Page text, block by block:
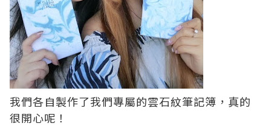
我們各自製作了我們專屬的雲石紋筆記簿，真的
很開心呢！